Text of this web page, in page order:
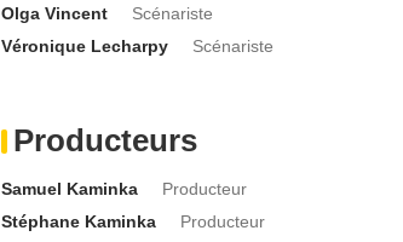
Olga Vincent
Scénariste
Véronique Lecharpy
Scénariste
Producteurs
Samuel Kaminka
Producteur
Stéphane Kaminka
Producteur